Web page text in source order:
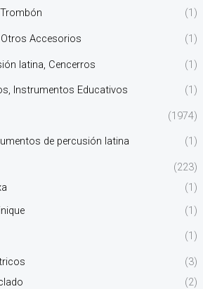
(1)
Accesorios (1)
latina, Cencerros (1)
Instrumentos Educativos (1)
(1974)
de percusión latina (1)
(223)
(1)
(1)
(1)
(3)
(2)